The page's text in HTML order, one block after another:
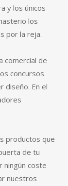
y los únicos
los
por la reja.
comercial de
concursos
diseño. En el
productos que
de tu
ningún coste
nuestros